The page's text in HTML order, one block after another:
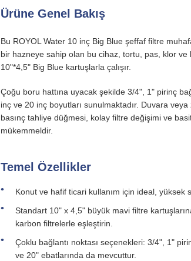
Ürüne Genel Bakış
Bu ROYOL Water 10 inç Big Blue şeffaf filtre
bir hazneye sahip olan bu cihaz, tortu, pas, klor
10"*4,5" Big Blue kartuşlarla çalışır.
Çoğu boru hattına uyacak şekilde 3/4", 1" pirinç
inç ve 20 inç boyutları sunulmaktadır. Duvara
basınç tahliye düğmesi, kolay filtre değişimi ve
mükemmeldir.
Temel Özellikler
Konut ve hafif ticari kullanım için ideal, yüksek
Standart 10" x 4,5" büyük mavi filtre
karbon filtrelerle eşleştirin.
Çoklu bağlantı noktası seçenekleri: 3/4", 1"
ve 20" ebatlarında da mevcuttur.